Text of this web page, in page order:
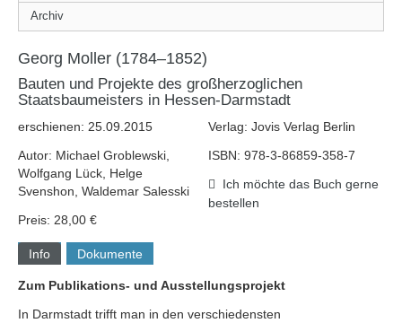
Archiv
Georg Moller (1784–1852)
Bauten und Projekte des großherzoglichen
Staatsbaumeisters in Hessen-Darmstadt
erschienen: 25.09.2015
Autor: Michael Groblewski,
Wolfgang Lück, Helge
Svenshon, Waldemar Salesski
Preis: 28,00 €
Verlag: Jovis Verlag Berlin
ISBN: 978-3-86859-358-7
Ich möchte das Buch gerne
bestellen
Info Dokumente
Zum Publikations- und Ausstellungsprojekt
In Darmstadt trifft man in den verschiedensten